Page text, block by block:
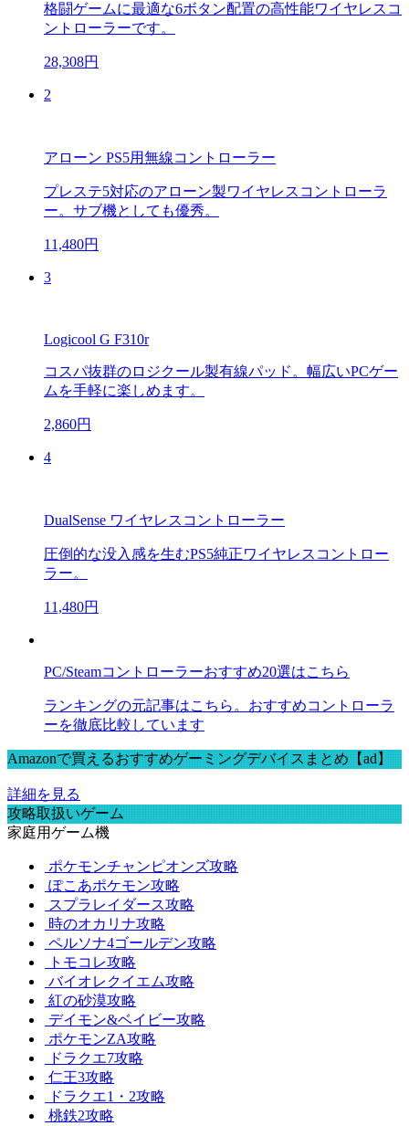
格闘ゲームに最適な6ボタン配置の高性能ワイヤレスコ
ントローラーです。
28,308円
2
アローン PS5用無線コントローラー
プレステ5対応のアローン製ワイヤレスコントローラ
ー。サブ機としても優秀。
11,480円
3
Logicool G F310r
コスパ抜群のロジクール製有線パッド。幅広いPCゲー
ムを手軽に楽しめます。
2,860円
4
DualSense ワイヤレスコントローラー
圧倒的な没入感を生むPS5純正ワイヤレスコントロー
ラー。
11,480円
PC/Steamコントローラーおすすめ20選はこちら
ランキングの元記事はこちら。おすすめコントローラ
ーを徹底比較しています
Amazonで買えるおすすめゲーミングデバイスまとめ【ad】
詳細を見る
攻略取扱いゲーム
家庭用ゲーム機
ポケモンチャンピオンズ攻略
ぽこあポケモン攻略
スプラレイダース攻略
時のオカリナ攻略
ペルソナ4ゴールデン攻略
トモコレ攻略
バイオレクイエム攻略
紅の砂漠攻略
デイモン&ベイビー攻略
ポケモンZA攻略
ドラクエ7攻略
仁王3攻略
ドラクエ1・2攻略
桃鉄2攻略